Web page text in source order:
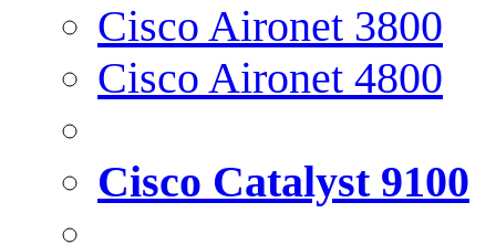
Cisco Aironet 3800
Cisco Aironet 4800
Cisco Catalyst 9100